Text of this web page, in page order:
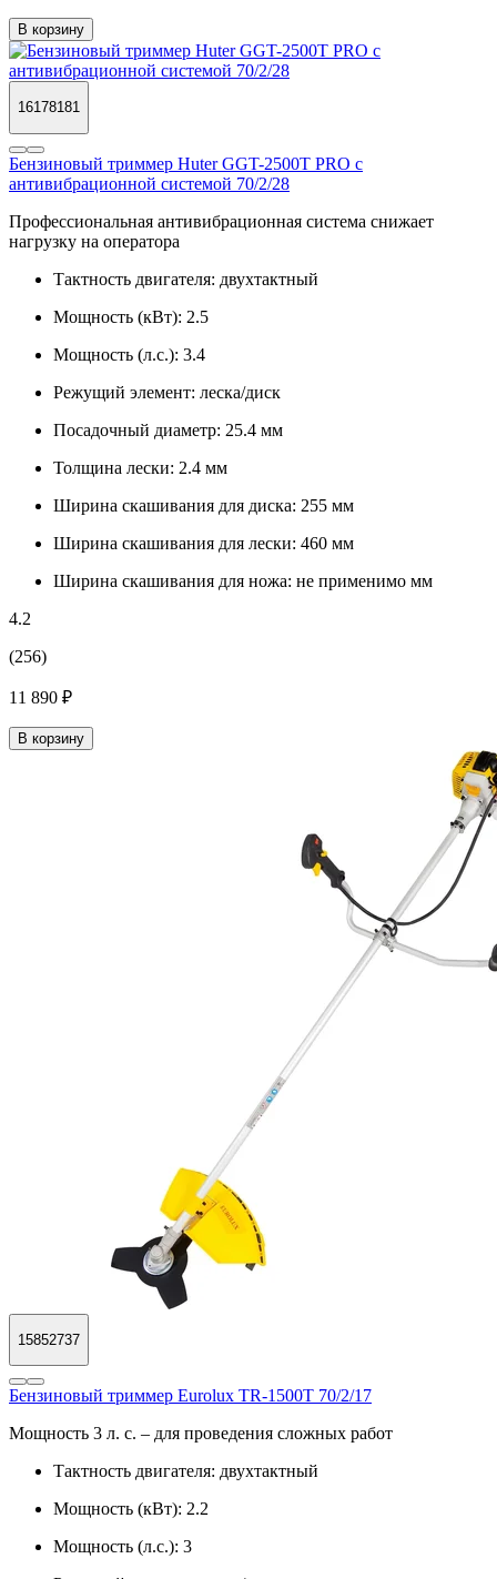
В корзину
16178181
Бензиновый триммер Huter GGT-2500Т PRO с
антивибрационной системой 70/2/28
Профессиональная антивибрационная система снижает
нагрузку на оператора
Тактность двигателя: двухтактный
Мощность (кВт): 2.5
Мощность (л.с.): 3.4
Режущий элемент: леска/диск
Посадочный диаметр: 25.4 мм
Толщина лески: 2.4 мм
Ширина скашивания для диска: 255 мм
Ширина скашивания для лески: 460 мм
Ширина скашивания для ножа: не применимо мм
4.2
(256)
11 890 ₽
В корзину
15852737
Бензиновый триммер Eurolux TR-1500T 70/2/17
Мощность 3 л. с. – для проведения сложных работ
Тактность двигателя: двухтактный
Мощность (кВт): 2.2
Мощность (л.с.): 3